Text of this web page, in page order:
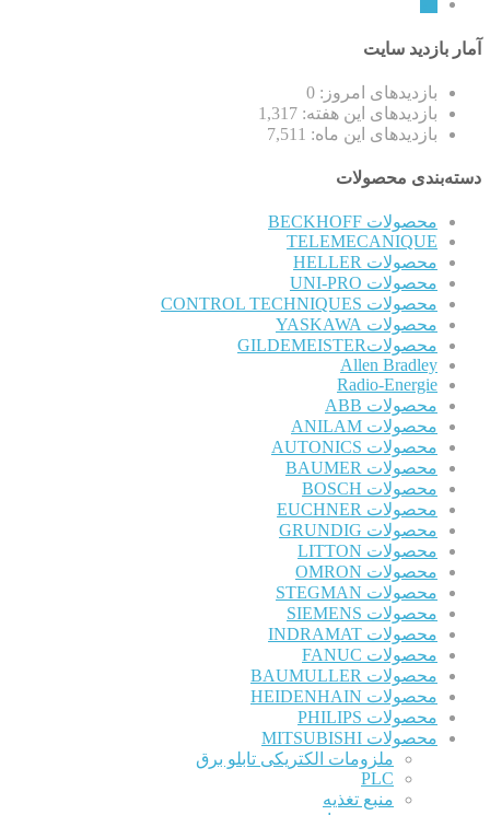
آمار بازدید سایت
بازدیدهای امروز: 0
بازدیدهای این هفته: 1,317
بازدیدهای این ماه: 7,511
دسته‌بندی محصولات
محصولات BECKHOFF
TELEMECANIQUE
محصولات HELLER
محصولات UNI-PRO
محصولات CONTROL TECHNIQUES
محصولات YASKAWA
محصولاتGILDEMEISTER
Allen Bradley
Radio-Energie
محصولات ABB
محصولات ANILAM
محصولات AUTONICS
محصولات BAUMER
محصولات BOSCH
محصولات EUCHNER
محصولات GRUNDIG
محصولات LITTON
محصولات OMRON
محصولات STEGMAN
محصولات SIEMENS
محصولات INDRAMAT
محصولات FANUC
محصولات BAUMULLER
محصولات HEIDENHAIN
محصولات PHILIPS
محصولات MITSUBISHI
ملزومات الکتریکی تابلو برق
PLC
منبع تغذیه